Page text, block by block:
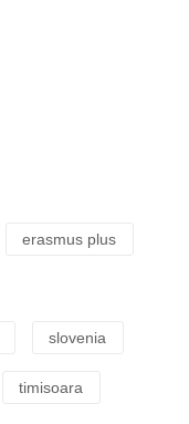
erasmus plus
slovenia
timisoara